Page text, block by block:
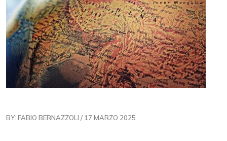
BY: FABIO BERNAZZOLI / 17 MARZO 2025